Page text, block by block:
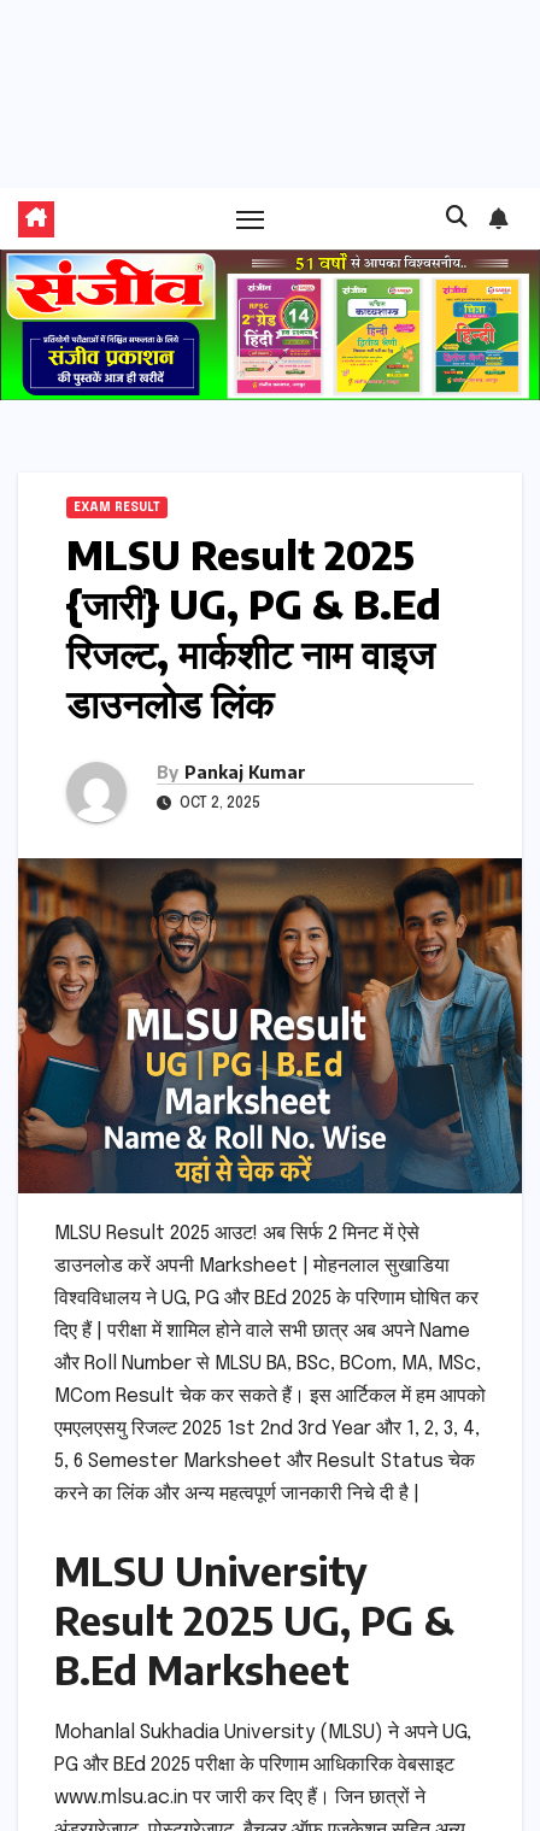
EXAM RESULT
MLSU Result 2025
{जारी} UG, PG & B.Ed
रिजल्ट, मार्कशीट नाम वाइज
डाउनलोड लिंक
By Pankaj Kumar
OCT 2, 2025
MLSU Result 2025 आउट! अब सिर्फ 2 मिनट में ऐसे
डाउनलोड करें अपनी Marksheet | मोहनलाल सुखाडिया
विश्वविधालय ने UG, PG और B.Ed 2025 के परिणाम घोषित कर
दिए हैं | परीक्षा में शामिल होने वाले सभी छात्र अब अपने Name
और Roll Number से MLSU BA, BSc, BCom, MA, MSc,
MCom Result चेक कर सकते हैं। इस आर्टिकल में हम आपको
एमएलएसयु रिजल्ट 2025 1st 2nd 3rd Year और 1, 2, 3, 4,
5, 6 Semester Marksheet और Result Status चेक
करने का लिंक और अन्य महत्वपूर्ण जानकारी निचे दी है |
MLSU University
Result 2025 UG, PG &
B.Ed Marksheet
Mohanlal Sukhadia University (MLSU) ने अपने UG,
PG और B.Ed 2025 परीक्षा के परिणाम आधिकारिक वेबसाइट
www.mlsu.ac.in पर जारी कर दिए हैं। जिन छात्रों ने